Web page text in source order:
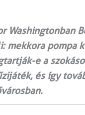
Washingtonban
mekkora pompa
e a
és így